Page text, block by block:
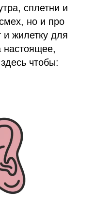
сплетни и
но и про
жилетку для
чтобы: